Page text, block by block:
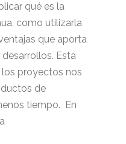
qué es la
como utilizarla
que aporta
Esta
proyectos nos
de
tiempo. En